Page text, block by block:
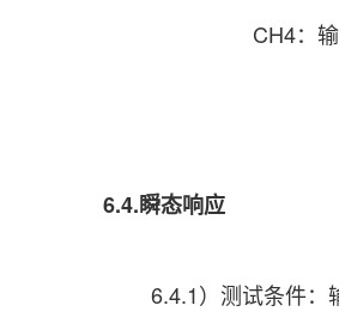
CH4：输出纹波
6.4.瞬态响应
6.4.1）测试条件